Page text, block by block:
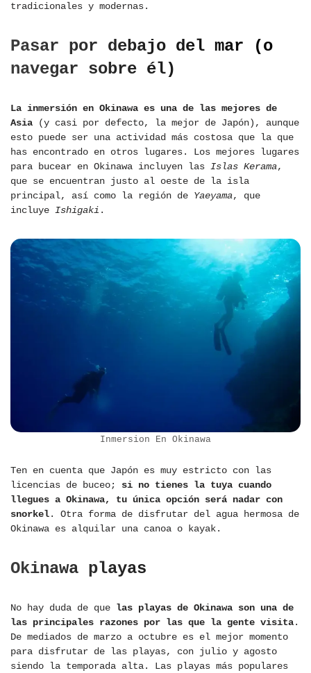
tradicionales y modernas.
Pasar por debajo del mar (o
navegar sobre él)
La inmersión en Okinawa es una de las mejores de
Asia (y casi por defecto, la mejor de Japón), aunque
esto puede ser una actividad más costosa que la que
has encontrado en otros lugares. Los mejores lugares
para bucear en Okinawa incluyen las Islas Kerama,
que se encuentran justo al oeste de la isla
principal, así como la región de Yaeyama, que
incluye Ishigaki .
Inmersion En Okinawa
Ten en cuenta que Japón es muy estricto con las
licencias de buceo; si no tienes la tuya cuando
llegues a Okinawa, tu única opción será nadar con
snorkel. Otra forma de disfrutar del agua hermosa de
Okinawa es alquilar una canoa o kayak.
Okinawa playas
No hay duda de que las playas de Okinawa son una de
las principales razones por las que la gente visita.
De mediados de marzo a octubre es el mejor momento
para disfrutar de las playas, con julio y agosto
siendo la temporada alta. Las playas más populares